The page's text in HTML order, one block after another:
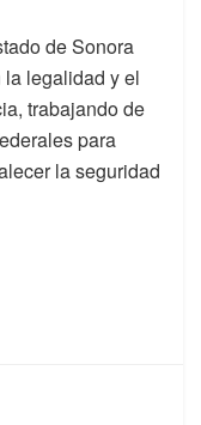
de Sonora
la legalidad y el
trabajando de
para
la seguridad